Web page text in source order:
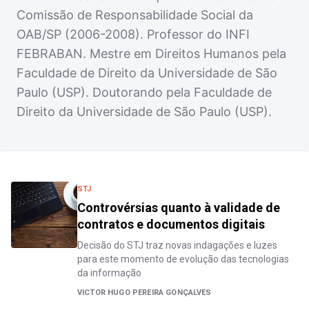
Comissão de Responsabilidade Social da
OAB/SP (2006-2008). Professor do INFI
FEBRABAN. Mestre em Direitos Humanos pela
Faculdade de Direito da Universidade de São
Paulo (USP). Doutorando pela Faculdade de
Direito da Universidade de São Paulo (USP).
STJ
Controvérsias quanto à validade de
contratos e documentos digitais
Decisão do STJ traz novas indagações e luzes
para este momento de evolução das tecnologias
da informação
VICTOR HUGO PEREIRA GONÇALVES